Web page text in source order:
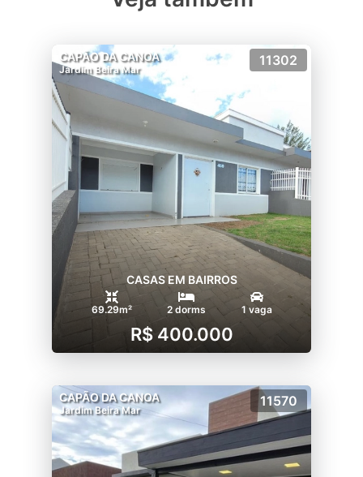
CAPÃO DA CANOA
Jardim Beira Mar
11302
CASAS EM BAIRROS
69.29m² 2 dorms 1 vaga
R$ 400.000
CAPÃO DA CANOA
Jardim Beira Mar
11570